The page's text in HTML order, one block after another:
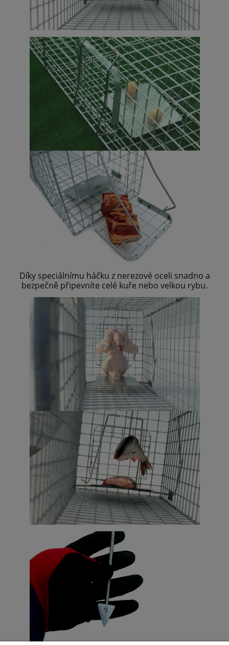
Díky speciálnímu háčku z nerezové oceli snadno a
bezpečně připevníte celé kuře nebo velkou rybu.